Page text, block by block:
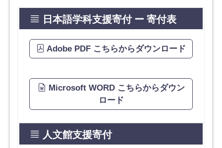
日本語学科支援寄付 ー 寄付表
Adobe PDF こちらからダウンロード
Microsoft WORD こちらからダウン
ロード
人文館支援寄付